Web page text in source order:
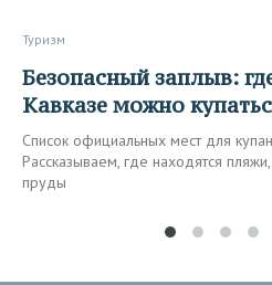
Туризм
Безопасный заплыв: где на Северном
Кавказе можно
Список официальных мест для
Рассказываем, где находятся
пруды